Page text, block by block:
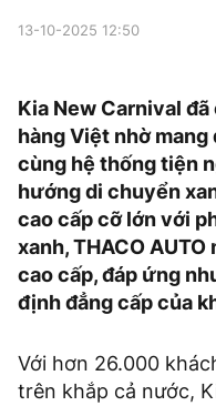
13-10-2025 12:50
Kia New Carnival
hàng Việt nhờ
cùng hệ thống tiện
hướng di chuyển
cao cấp cỡ lớn với
xanh, THACO
cao cấp, đáp ứng
định đẳng cấp của
Với hơn 26.000
trên khắp cả nước,